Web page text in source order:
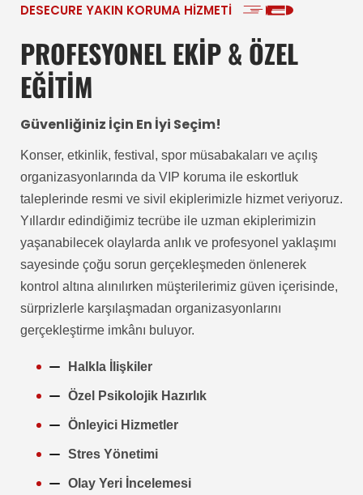
DESECURE YAKIN KORUMA HİZMETİ
PROFESYONEL EKİP & ÖZEL
EĞİTİM
Güvenliğiniz İçin En İyi Seçim!
Konser, etkinlik, festival, spor müsabakaları ve açılış
organizasyonlarında da VIP koruma ile eskortluk
taleplerinde resmi ve sivil ekiplerimizle hizmet veriyoruz.
Yıllardır edindiğimiz tecrübe ile uzman ekiplerimizin
yaşanabilecek olaylarda anlık ve profesyonel yaklaşımı
sayesinde çoğu sorun gerçekleşmeden önlenerek
kontrol altına alınılırken müşterilerimiz güven içerisinde,
sürprizlerle karşılaşmadan organizasyonlarını
gerçekleştirme imkânı buluyor.
Halkla İlişkiler
Özel Psikolojik Hazırlık
Önleyici Hizmetler
Stres Yönetimi
Olay Yeri İncelemesi